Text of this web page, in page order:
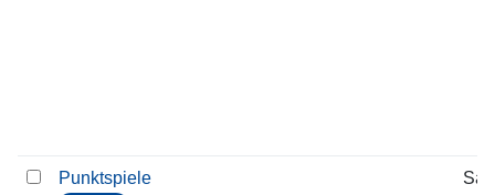
Punktspiele